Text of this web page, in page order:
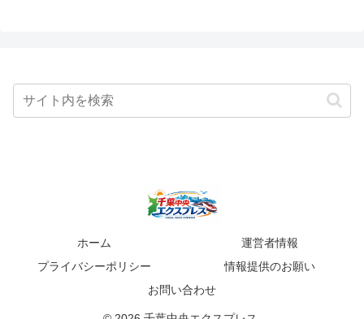
ホーム
運営者情報
プライバシーポリシー
情報提供のお願い
お問い合わせ